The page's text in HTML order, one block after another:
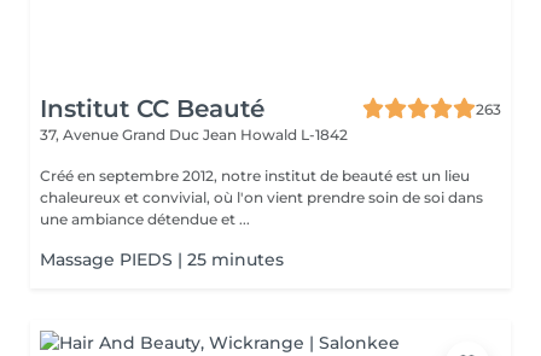
Institut CC Beauté
263
37, Avenue Grand Duc Jean Howald L-1842
Créé en septembre 2012, notre institut de beauté est un lieu
chaleureux et convivial, où l'on vient prendre soin de soi dans
une ambiance détendue et ...
Massage PIEDS | 25 minutes